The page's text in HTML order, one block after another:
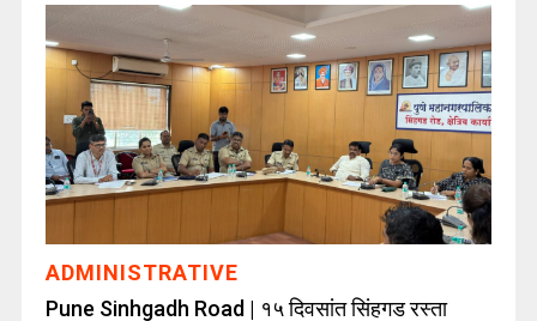
ADMINISTRATIVE
Pune Sinhgadh Road | १५ दिवसांत सिंहगड रस्ता